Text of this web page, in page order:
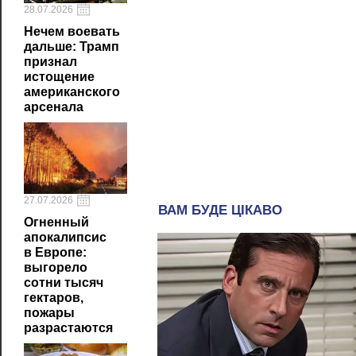
28.07.2026
Нечем воевать
дальше: Трамп
признал
истощение
американского
арсенала
27.07.2026
Огненный
апокалипсис
в Европе:
выгорело
сотни тысяч
гектаров,
пожары
разрастаются